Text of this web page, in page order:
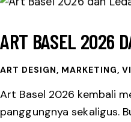
ART BASEL 2026
ART DESIGN, MARKETING,
Art Basel 2026 kembali
panggungnya sekaligus.